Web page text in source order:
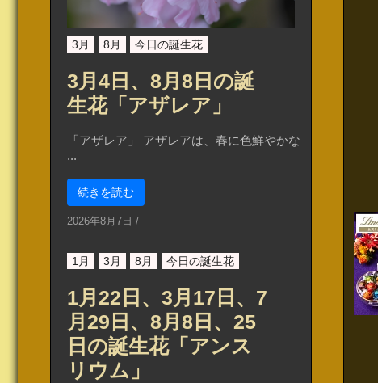
3月 8月 今日の誕生花
3月4日、8月8日の誕
生花「アザレア」
「アザレア」 アザレアは、春に色鮮やかな
...
続きを読む
2026年8月7日 /
1月 3月 8月 今日の誕生花
1月22日、3月17日、7
月29日、8月8日、25
日の誕生花「アンス
リウム」